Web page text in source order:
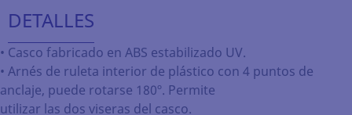
DETALLES
• Casco fabricado en ABS estabilizado UV.
• Arnés de ruleta interior de plástico con 4 puntos de
anclaje, puede rotarse 180º. Permite
utilizar las dos viseras del casco.